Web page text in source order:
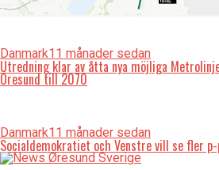
Danmark11 månader sedan
Utredning klar av åtta nya möjliga
Öresund till 2070
Danmark11 månader sedan
Socialdemokratiet och Venstre vill se fler